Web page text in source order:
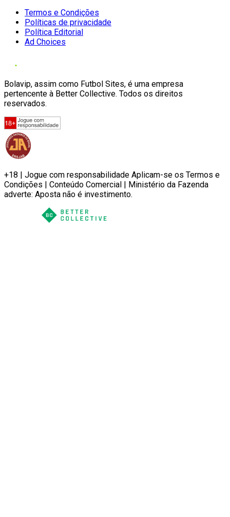
Termos e Condições
Políticas de privacidade
Política Editorial
Ad Choices
Bolavip, assim como Futbol Sites, é uma empresa
pertencente à Better Collective. Todos os direitos
reservados.
+18 | Jogue com responsabilidade Aplicam-se os Termos e
Condições | Conteúdo Comercial | Ministério da Fazenda
adverte: Aposta não é investimento.